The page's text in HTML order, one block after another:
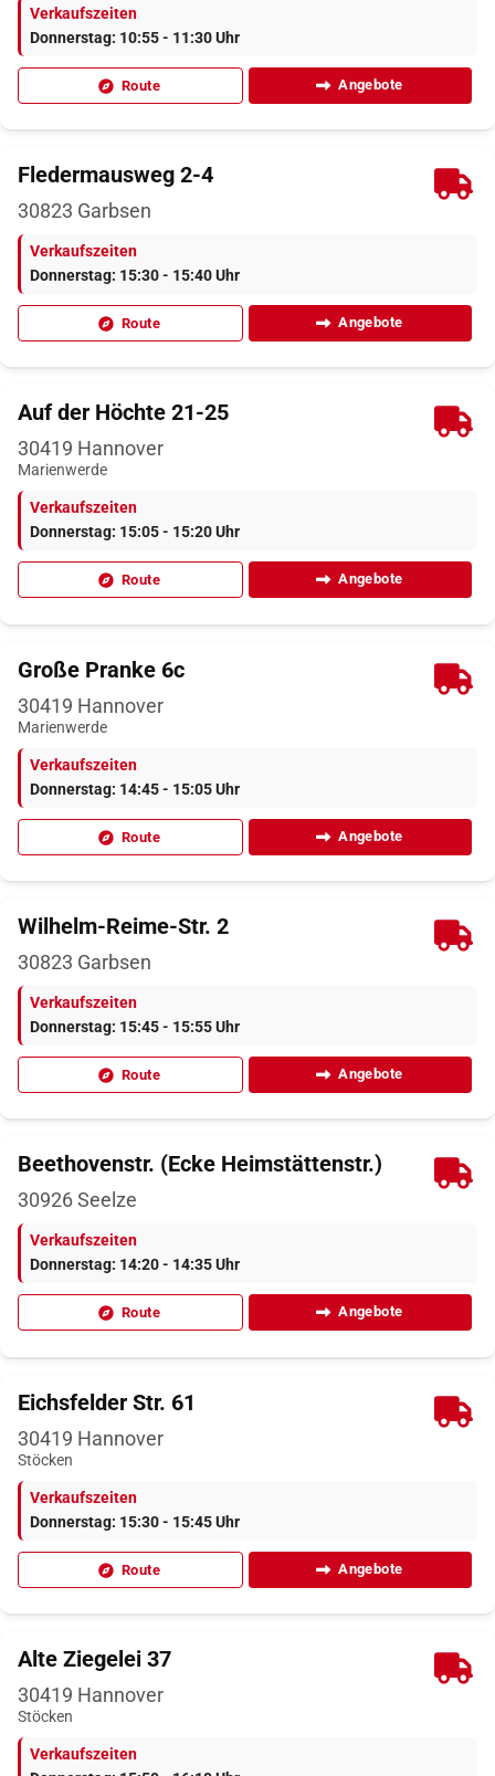
Verkaufszeiten
Donnerstag: 10:55 - 11:30 Uhr
Route Angebote
Fledermausweg 2-4
30823 Garbsen
Verkaufszeiten
Donnerstag: 15:30 - 15:40 Uhr
Route Angebote
Auf der Höchte 21-25
30419 Hannover
Marienwerde
Verkaufszeiten
Donnerstag: 15:05 - 15:20 Uhr
Route Angebote
Große Pranke 6c
30419 Hannover
Marienwerde
Verkaufszeiten
Donnerstag: 14:45 - 15:05 Uhr
Route Angebote
Wilhelm-Reime-Str. 2
30823 Garbsen
Verkaufszeiten
Donnerstag: 15:45 - 15:55 Uhr
Route Angebote
Beethovenstr. (Ecke Heimstättenstr.)
30926Seelze
Verkaufszeiten
Donnerstag: 14:20 - 14:35 Uhr
Route Angebote
Eichsfelder Str. 61
30419 Hannover
Stöcken
Verkaufszeiten
Donnerstag: 15:30 - 15:45 Uhr
Route Angebote
Alte Ziegelei 37
30419 Hannover
Stöcken
Verkaufszeiten